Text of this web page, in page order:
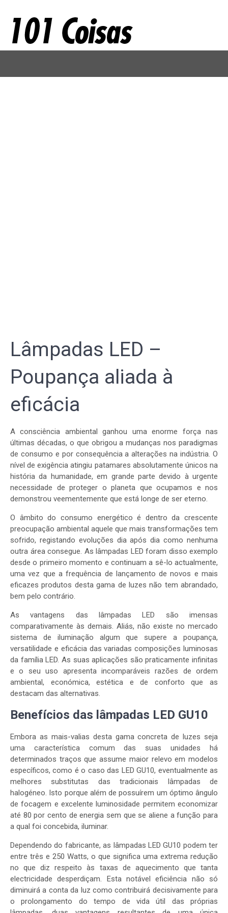
Lâmpadas LED –
Poupança aliada à
eficácia
A consciência ambiental ganhou uma enorme força nas
últimas décadas, o que obrigou a mudanças nos paradigmas
de consumo e por consequência a alterações na indústria. O
nível de exigência atingiu patamares absolutamente únicos na
história da humanidade, em grande parte devido à urgente
necessidade de proteger o planeta que ocupamos e nos
demonstrou veementemente que está longe de ser eterno.
O âmbito do consumo energético é dentro da crescente
preocupação ambiental aquele que mais transformações tem
sofrido, registando evoluções dia após dia como nenhuma
outra área consegue. As lâmpadas LED foram disso exemplo
desde o primeiro momento e continuam a sê-lo actualmente,
uma vez que a frequência de lançamento de novos e mais
eficazes produtos desta gama de luzes não tem abrandado,
bem pelo contrário.
As vantagens das lâmpadas LED são imensas
comparativamente às demais. Aliás, não existe no mercado
sistema de iluminação algum que supere a poupança,
versatilidade e eficácia das variadas composições luminosas
da família LED. As suas aplicações são praticamente infinitas
e o seu uso apresenta incomparáveis razões de ordem
ambiental, económica, estética e de conforto que as
destacam das alternativas.
Benefícios das lâmpadas LED GU10
Embora as mais-valias desta gama concreta de luzes seja
uma característica comum das suas unidades há
determinados traços que assume maior relevo em modelos
específicos, como é o caso das LED GU10, eventualmente as
melhores substitutas das tradicionais lâmpadas de
halogéneo. Isto porque além de possuírem um óptimo ângulo
de focagem e excelente luminosidade permitem economizar
até 80 por cento de energia sem que se aliene a função para
a qual foi concebida, iluminar.
Dependendo do fabricante, as lâmpadas LED GU10 podem ter
entre três e 250 Watts, o que significa uma extrema redução
no que diz respeito às taxas de aquecimento que tanta
electricidade desperdiçam. Esta notável eficiência não só
diminuirá a conta da luz como contribuirá decisivamente para
o prolongamento do tempo de vida útil das próprias